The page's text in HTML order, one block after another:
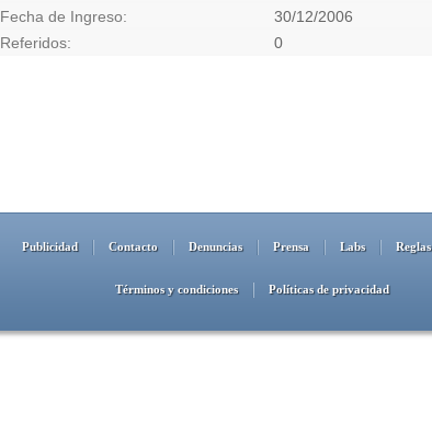
Fecha de Ingreso
30/12/2006
Referidos
0
Publicidad Contacto Denuncias Prensa Labs Reglas
Términos y condiciones Políticas de privacidad